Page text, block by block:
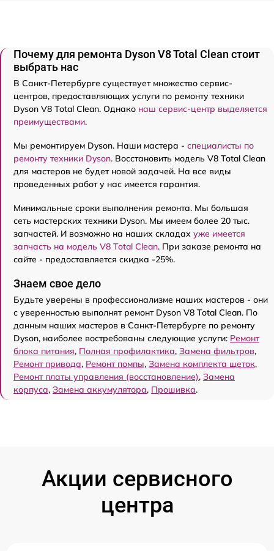
Почему для ремонта Dyson V8 Total Clean стоит
выбрать нас
В Санкт-Петербурге существует множество сервис-
центров, предоставляющих услуги по ремонту техники
Dyson V8 Total Clean. Однако наш сервис-центр выделяется
преимуществами.
Мы ремонтируем Dyson. Наши мастера - специалисты по
ремонту техники Dyson. Восстановить модель V8 Total Clean
для мастеров не будет новой задачей. На все виды
проведенных работ у нас имеется гарантия.
Минимальные сроки выполнения ремонта. Мы большая
сеть мастерских техники Dyson. Мы имеем более 20 тыс.
запчастей. И возможно на наших складах уже имеется
запчасть на модель V8 Total Clean. При заказе ремонта на
сайте - предоставляется скидка -25%.
Знаем свое дело
Будьте уверены в профессионализме наших мастеров - они
с уверенностью выполнят ремонт Dyson V8 Total Clean. По
данным наших мастеров в Санкт-Петербурге по ремонту
Dyson, наиболее востребованы следующие услуги: Ремонт
блока питания, Полная профилактика, Замена фильтров,
Ремонт привода, Ремонт помпы, Замена комплекта щеток,
Ремонт платы управления (восстановление), Замена
корпуса, Замена аккумулятора, Прошивка.
Акции сервисного
центра